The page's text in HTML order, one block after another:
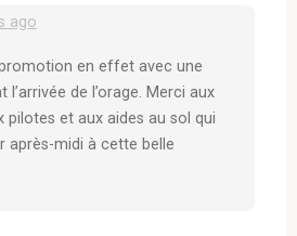
ago
en effet avec une
l’arrivée de l’orage. Merci aux
pilotes et aux aides au sol qui
après-midi à cette belle